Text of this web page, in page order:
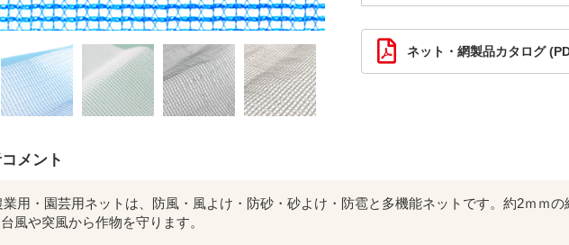
ネット・網製品カタログ
メント
業用・園芸用ネットは、防風・風よけ・防砂・砂よけ・防雹と多機能ネットです。約2ｍｍ
風や突風から作物を守ります。